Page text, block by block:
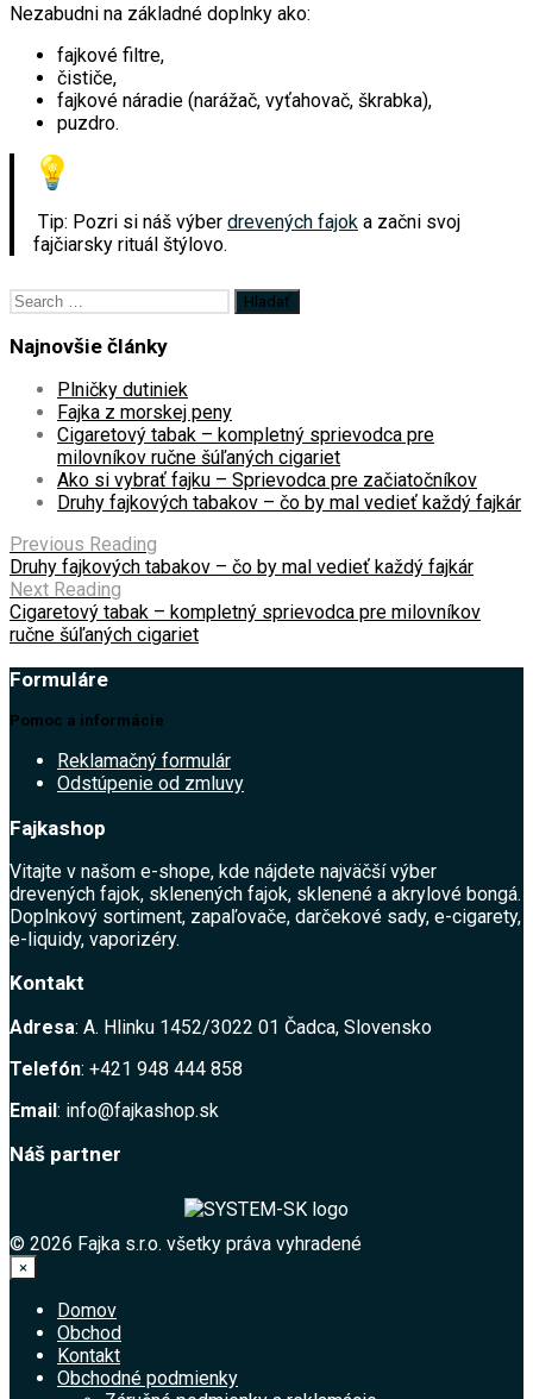
Nezabudni na základné doplnky ako:
fajkové filtre,
čističe,
fajkové náradie (narážač, vyťahovač, škrabka),
puzdro.
Tip: Pozri si náš výber drevených fajok a začni svoj
fajčiarsky rituál štýlovo.
Search
for:
Najnovšie články
Plničky dutiniek
Fajka z morskej peny
Cigaretový tabak – kompletný sprievodca pre
milovníkov ručne šúľaných cigariet
Ako si vybrať fajku – Sprievodca pre začiatočníkov
Druhy fajkových tabakov – čo by mal vedieť každý fajkár
Previous Reading
Druhy fajkových tabakov – čo by mal vedieť každý fajkár
Next Reading
Cigaretový tabak – kompletný sprievodca pre milovníkov
ručne šúľaných cigariet
Formuláre
Pomoc a informácie
Reklamačný formulár
Odstúpenie od zmluvy
Fajkashop
Vitajte v našom e-shope, kde nájdete najväčší výber
drevených fajok, sklenených fajok, sklenené a akrylové bongá.
Doplnkový sortiment, zapaľovače, darčekové sady, e-cigarety,
e-liquidy, vaporizéry.
Kontakt
Adresa: A. Hlinku 1452/3022 01 Čadca, Slovensko
Telefón: +421 948 444 858
Email: info@fajkashop.sk
Náš partner
© 2026 Fajka s.r.o. všetky práva vyhradené
×
Domov
Obchod
Kontakt
Obchodné podmienky